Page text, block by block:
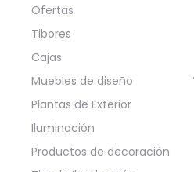
Ofertas
Tibores
Cajas
Muebles de diseño
Plantas de Exterior
Iluminación
Productos de decoración